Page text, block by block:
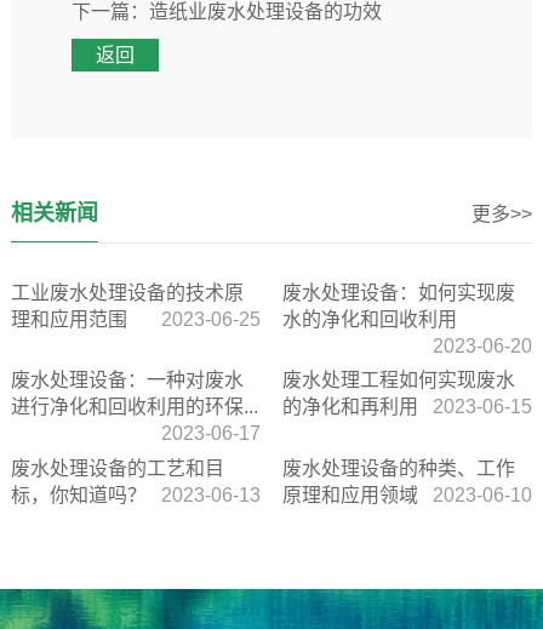
下一篇： 造纸业废水处理设备的功效
返回
相关新闻 更多>>
工业废水处理设备的技术原
理和应用范围
2023-06-25
废水处理设备：如何实现废
水的净化和回收利用
2023-06-20
废水处理设备：一种对废水
进行净化和回收利用的环保...
2023-06-17
废水处理工程如何实现废水
的净化和再利用
2023-06-15
废水处理设备的工艺和目
标，你知道吗？
2023-06-13
废水处理设备的种类、工作
原理和应用领域
2023-06-10